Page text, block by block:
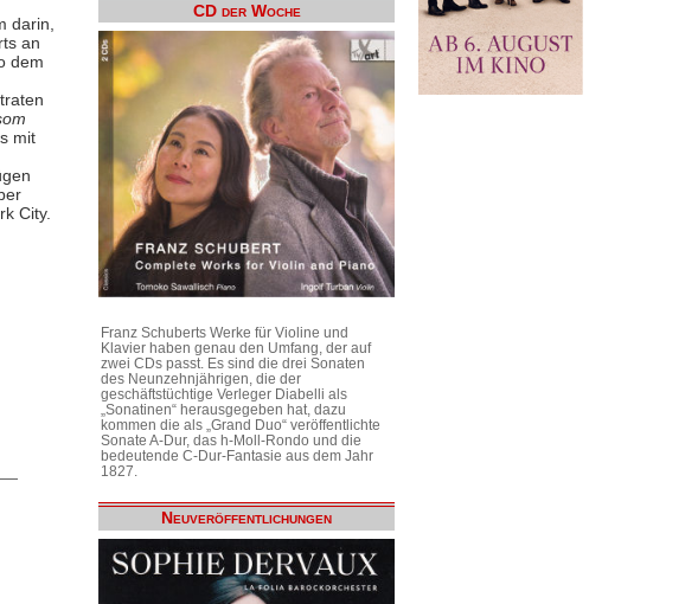
darin,
an
dem
mit
City.
CD der Woche
Franz Schuberts Werke für Violine und
Klavier haben genau den Umfang, der auf
zwei CDs passt. Es sind die drei Sonaten
des Neunzehnjährigen, die der
geschäftstüchtige Verleger Diabelli als
„Sonatinen“ herausgegeben hat, dazu
kommen die als „Grand Duo“ veröffentlichte
Sonate A-Dur, das h-Moll-Rondo und die
bedeutende C-Dur-Fantasie aus dem Jahr
1827.
Neuveröffentlichungen